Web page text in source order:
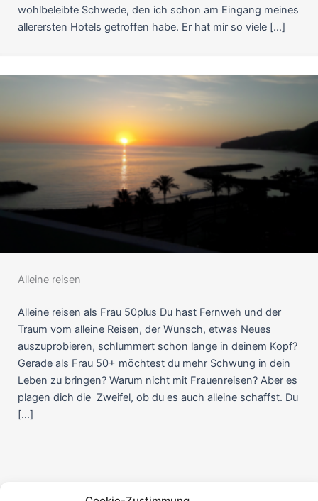
wohlbeleibte Schwede, den ich schon am Eingang meines
allerersten Hotels getroffen habe. Er hat mir so viele […]
Alleine reisen
Alleine reisen als Frau 50plus Du hast Fernweh und der
Traum vom alleine Reisen, der Wunsch, etwas Neues
auszuprobieren, schlummert schon lange in deinem Kopf?
Gerade als Frau 50+ möchtest du mehr Schwung in dein
Leben zu bringen? Warum nicht mit Frauenreisen? Aber es
plagen dich die Zweifel, ob du es auch alleine schaffst. Du
[…]